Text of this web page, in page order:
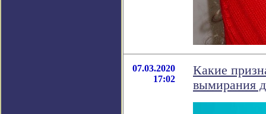
07.03.2020
17:02
Какие
вымирания